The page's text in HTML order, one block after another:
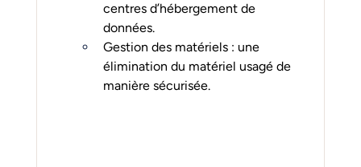
centres d’hébergement de
données.
Gestion des matériels : une
élimination du matériel usagé de
manière sécurisée.